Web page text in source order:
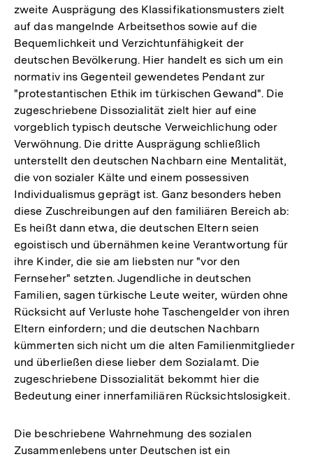
zweite Ausprägung des Klassifikationsmusters zielt
auf das mangelnde Arbeitsethos sowie auf die
Bequemlichkeit und Verzichtunfähigkeit der
deutschen Bevölkerung. Hier handelt es sich um ein
normativ ins Gegenteil gewendetes Pendant zur
"protestantischen Ethik im türkischen Gewand". Die
zugeschriebene Dissozialität zielt hier auf eine
vorgeblich typisch deutsche Verweichlichung oder
Verwöhnung. Die dritte Ausprägung schließlich
unterstellt den deutschen Nachbarn eine Mentalität,
die von sozialer Kälte und einem possessiven
Individualismus geprägt ist. Ganz besonders heben
diese Zuschreibungen auf den familiären Bereich ab:
Es heißt dann etwa, die deutschen Eltern seien
egoistisch und übernähmen keine Verantwortung für
ihre Kinder, die sie am liebsten nur "vor den
Fernseher" setzten. Jugendliche in deutschen
Familien, sagen türkische Leute weiter, würden ohne
Rücksicht auf Verluste hohe Taschengelder von ihren
Eltern einfordern; und die deutschen Nachbarn
kümmerten sich nicht um die alten Familienmitglieder
und überließen diese lieber dem Sozialamt. Die
zugeschriebene Dissozialität bekommt hier die
Bedeutung einer innerfamiliären Rücksichtslosigkeit.
Die beschriebene Wahrnehmung des sozialen
Zusammenlebens unter Deutschen ist ein